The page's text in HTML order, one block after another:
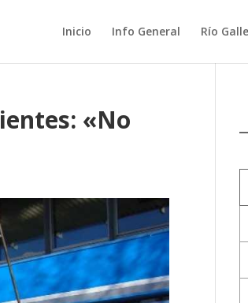
Inicio Info General Río
«No